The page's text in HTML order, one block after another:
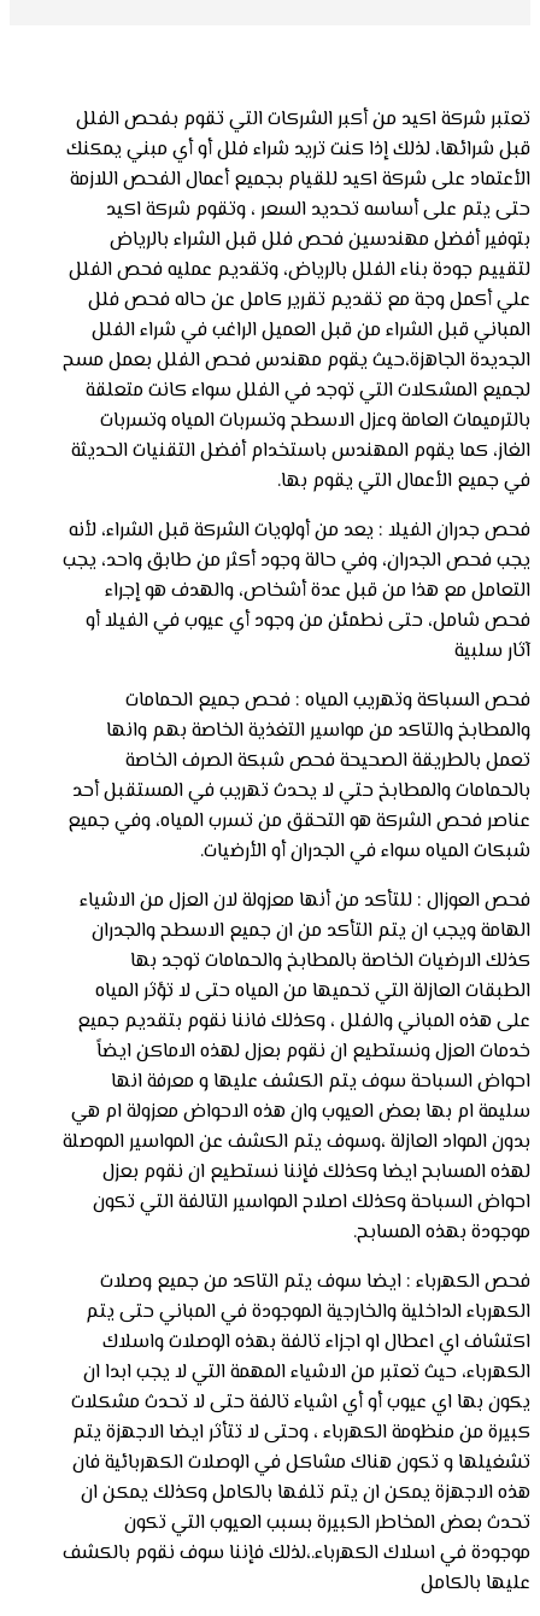
تعتبر شركة اكيد من أكبر الشركات التي تقوم بفحص الفلل
قبل شرائها، لذلك إذا كنت تريد شراء فلل أو أي مبني يمكنك
الأعتماد على شركة اكيد للقيام بجميع أعمال الفحص اللازمة
حتى يتم على أساسه تحديد السعر ، وتقوم شركة اكيد
بتوفير أفضل مهندسين فحص فلل قبل الشراء بالرياض
لتقييم جودة بناء الفلل بالرياض، وتقديم عمليه فحص الفلل
علي أكمل وجة مع تقديم تقرير كامل عن حاله فحص فلل
المباني قبل الشراء من قبل العميل الراغب في شراء الفلل
الجديدة الجاهزة،حيث يقوم مهندس فحص الفلل بعمل مسح
لجميع المشكلات التي توجد في الفلل سواء كانت متعلقة
بالترميمات العامة وعزل الاسطح وتسربات المياه وتسربات
الغاز، كما يقوم المهندس باستخدام أفضل التقنيات الحديثة
في جميع الأعمال التي يقوم بها.
فحص جدران الفيلا : يعد من أولويات الشركة قبل الشراء، لأنه
يجب فحص الجدران، وفي حالة وجود أكثر من طابق واحد، يجب
التعامل مع هذا من قبل عدة أشخاص، والهدف هو إجراء
فحص شامل، حتى نطمئن من وجود أي عيوب في الفيلا أو
آثار سلبية
فحص السباكة وتهريب المياه : فحص جميع الحمامات
والمطابخ والتاكد من مواسير التغذية الخاصة بهم وانها
تعمل بالطريقة الصحيحة فحص شبكة الصرف الخاصة
بالحمامات والمطابخ حتي لا يحدث تهريب في المستقبل أحد
عناصر فحص الشركة هو التحقق من تسرب المياه، وفي جميع
شبكات المياه سواء في الجدران أو الأرضيات.
فحص العوزال : للتأكد من أنها معزولة لان العزل من الاشياء
الهامة ويجب ان يتم التأكد من ان جميع الاسطح والجدران
كذلك الارضيات الخاصة بالمطابخ والحمامات توجد بها
الطبقات العازلة التي تحميها من المياه حتى لا تؤثر المياه
على هذه المباني والفلل ، وكذلك فاننا نقوم بتقديم جميع
خدمات العزل ونستطيع ان نقوم بعزل لهذه الاماكن ايضاً
احواض السباحة سوف يتم الكشف عليها و معرفة انها
سليمة ام بها بعض العيوب وان هذه الاحواض معزولة ام هي
بدون المواد العازلة ،وسوف يتم الكشف عن المواسير الموصلة
لهذه المسابح ايضا وكذلك فإننا نستطيع ان نقوم بعزل
احواض السباحة وكذلك اصلاح المواسير التالفة التي تكون
موجودة بهذه المسابح.
فحص الكهرباء : ايضا سوف يتم التاكد من جميع وصلات
الكهرباء الداخلية والخارجية الموجودة في المباني حتى يتم
اكتشاف اي اعطال او اجزاء تالفة بهذه الوصلات واسلاك
الكهرباء، حيث تعتبر من الاشياء المهمة التي لا يجب ابدا ان
يكون بها اي عيوب أو أي اشياء تالفة حتى لا تحدث مشكلات
كبيرة من منظومة الكهرباء ، وحتى لا تتأثر ايضا الاجهزة يتم
تشغيلها و تكون هناك مشاكل في الوصلات الكهربائية فان
هذه الاجهزة يمكن ان يتم تلفها بالكامل وكذلك يمكن ان
تحدث بعض المخاطر الكبيرة بسبب العيوب التي تكون
موجودة في اسلاك الكهرباء.،لذلك فإننا سوف نقوم بالكشف
عليها بالكامل